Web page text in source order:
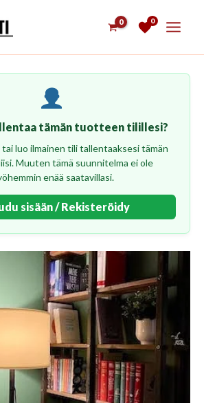
0
tämän tuotteen tilillesi?
tai luo ilmainen tili tallentaaksesi tämän
Muuten tämä suunnitelma ei ole
enää saatavillasi.
sisään / Rekisteröidy